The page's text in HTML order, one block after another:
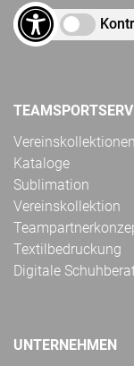
Vereinskollektionen
Kataloge
Sublimation
Vereinskollektion
Textilbedruckung
Digitale
UNTERNEHMEN